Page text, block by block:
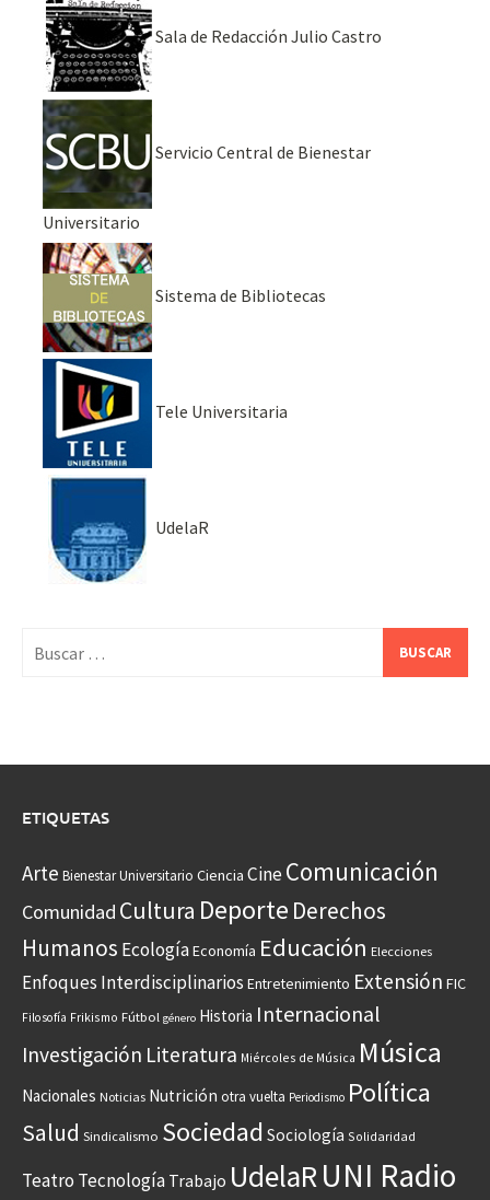
Sala de Redacción Julio Castro
Servicio Central de Bienestar
Universitario
Sistema de Bibliotecas
Tele Universitaria
UdelaR
ETIQUETAS
Arte Bienestar Universitario Ciencia CineComunicación
Comunidad Cultura Deporte Derechos
Humanos EcologíaEconomía Educación Elecciones
Enfoques Interdisciplinarios Entretenimiento Extensión FIC
Filosofía Frikismo Fútbol género Historia Internacional
Investigación Literatura Miércoles de Música Música
Nacionales Noticias Nutrición otra vuelta Periodismo Política
Salud Sindicalismo Sociedad Sociología Solidaridad
Teatro Tecnología Trabajo UdelaRUNI Radio